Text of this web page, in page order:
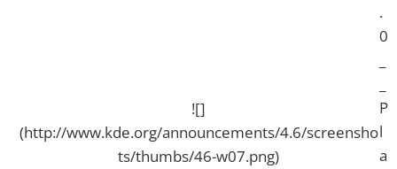
.
0
![]
(http://www.kde.org/announcements/4.6/screensho
ts/thumbs/46-w07.png)
P
l
a